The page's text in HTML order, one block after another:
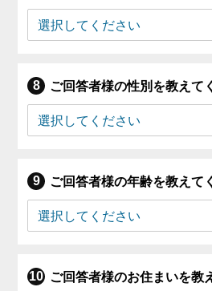
ご回答者様の性別を教えて
ご回答者様の年齢を教えて
ご回答者様のお住まいを教